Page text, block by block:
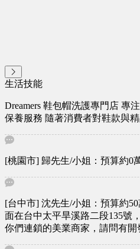
生活技能
Dreamers 鞋包帽洗護專門店 專
保養服務 隨著消費者對鞋款與精品的重視提升 清潔與保養需
生意 而不只是一次性收入 三大核心服務 專業洗鞋｜專精各式
材質與品牌 針對運動鞋、皮鞋
質，提供客製化清潔方案與專
味，恢復潔淨與舒適。 洗包服務｜精品級呵護，延長壽命 從
打造清潔保養流程，並採用專
洗帽專家｜帽型不變、乾淨如
舌帽、漁夫帽、毛帽等，專業清
整，是帽飾愛好者的首選洗護品牌。 品牌歷程
[桃園市] 歸先生/小姐：預算約0
[台中市] 沈先生/小姐：預算約
面在台中太平旱溪路二段135號
你們連鎖的美業商家，請問有開